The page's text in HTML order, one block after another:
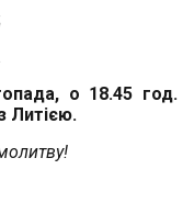
о 18.45 год.
Литією.